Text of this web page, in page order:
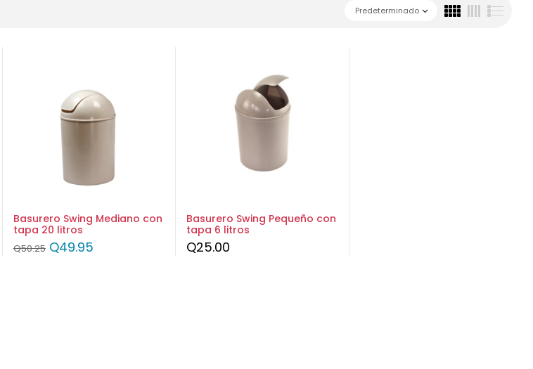
Predeterminado
Basurero Swing Mediano con
tapa 20 litros
Q50.25 Q49.95
Basurero Swing Pequeño con
tapa 6 litros
Q25.00